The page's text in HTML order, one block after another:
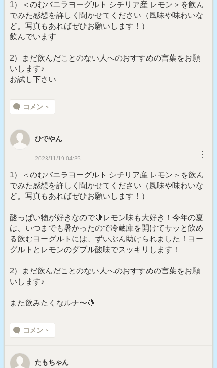
1）＜のむバニラヨーグルト シチリア産 レモン＞を飲ん
でみた感想を詳しく聞かせてください（風味や味わいな
ど。写真もあればぜひお願いします！）
飲んでいます
2）まだ飲んだことのない人へのおすすめの言葉をお願
いします♪
お試し下さい
コメント
ひでやん
2023/11/19 04:35 ︙
1）＜のむバニラヨーグルト シチリア産 レモン＞を飲ん
でみた感想を詳しく聞かせてください（風味や味わいな
ど。写真もあればぜひお願いします！）
酸っぱい物が好きなので🍋レモン味も大好き！今年の夏
は、いつまでも暑かったので冷蔵庫を開けてサッと飲め
る飲むヨーグルトには、ずいぶん助けられました！ヨー
グルトとレモンのダブル酸味でスッキリします！
2）まだ飲んだことのない人へのおすすめの言葉をお願
いします♪
また飲みたくなルナ〜🍋
コメント
たもちゃん